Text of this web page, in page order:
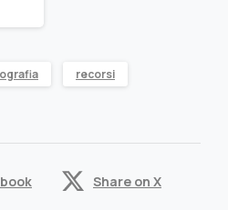
recorsi
Share on X